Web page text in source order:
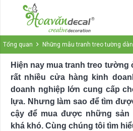
Tổng quan Những mẫu tranh treo tường
Hiện nay mua tranh treo tường
rất nhiều cửa hàng kinh
doanh nghiệp lớn cung cấp
lựa. Nhưng làm sao để tìm
cậy để mua được những
khá khó. Cùng chúng tôi tìm